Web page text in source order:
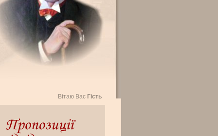
Вітаю Вас Гість